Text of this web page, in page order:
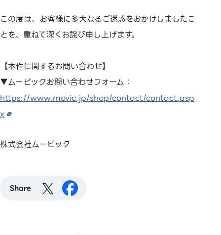
この度は、お客様に多大なるご迷惑をおかけしましたこ
とを、重ねて深くお詫び申し上げます。
【本件に関するお問い合わせ】
▼ムービックお問い合わせフォーム：
https://www.movic.jp/shop/contact/contact.asp
x
株式会社ムービック
Share